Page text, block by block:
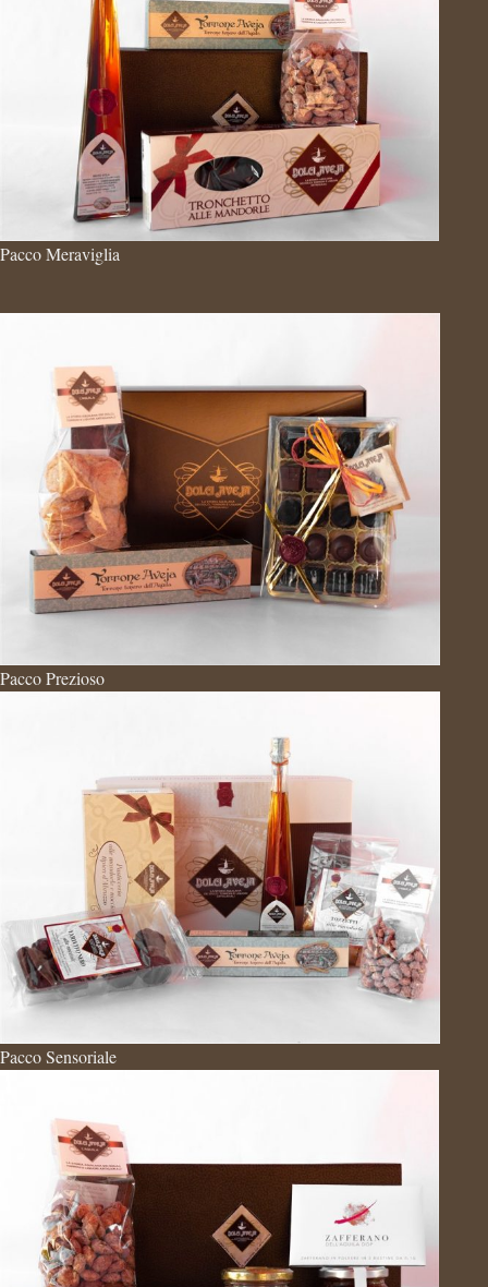
Pacco Meraviglia
Pacco Prezioso
Pacco Sensoriale